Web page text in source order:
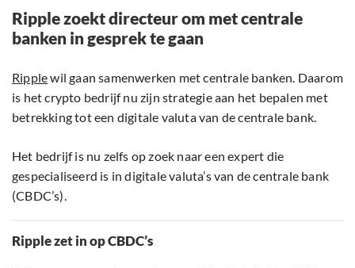
Ripple zoekt directeur om met centrale
banken in gesprek te gaan
Ripplewil gaan samenwerken met centrale banken. Daarom
is het crypto bedrijf nu zijn strategie aan het bepalen met
betrekking tot een digitale valuta van de centrale bank.
Het bedrijf is nu zelfs op zoek naar een expert die
gespecialiseerd is in digitale valuta’s van de centrale bank
(CBDC’s).
Ripple zet in op CBDC’s